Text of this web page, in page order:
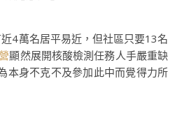
4萬名居平易近，但社區只要13名
顯然展開核酸檢測任務人手嚴重缺
本身不克不及參加此中而覺得力所